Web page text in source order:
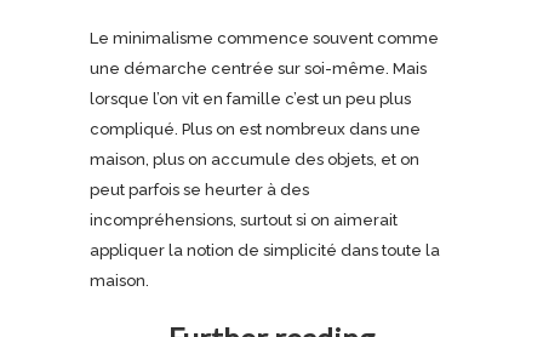
Le minimalisme commence souvent comme
une démarche centrée sur soi-même. Mais
lorsque l’on vit en famille c’est un peu plus
compliqué. Plus on est nombreux dans une
maison, plus on accumule des objets, et on
peut parfois se heurter à des
incompréhensions, surtout si on aimerait
appliquer la notion de simplicité dans toute la
maison.